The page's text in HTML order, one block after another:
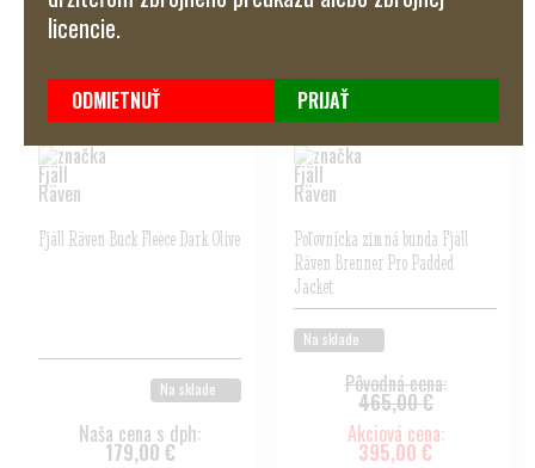
Fjäll Räven Buck Fleece Dark Olive
Na sklade
Naša cena s dph:
179,00 €
Poľovnícka zimná bunda Fjäll
Räven Brenner Pro Padded
Jacket
Na sklade
Pôvodná cena:
465,00 €
Akciová cena:
395,00 €
licencie.
ODMIETNUŤ PRIJAŤ